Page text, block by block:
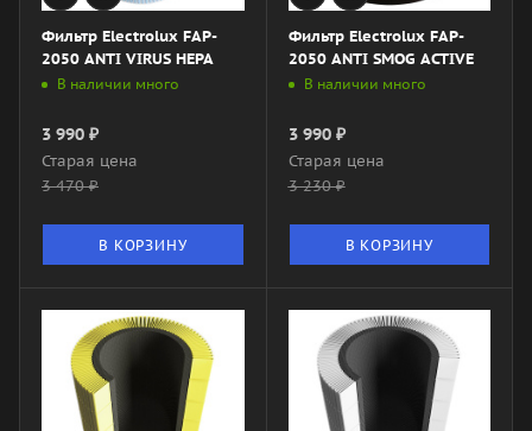
Фильтр Electrolux FAP-
2050 ANTI VIRUS HEPA
В наличии много
3 990 ₽
Старая цена
3 470₽
В КОРЗИНУ
Фильтр Electrolux FAP-
2050 ANTI SMOG ACTIVE
В наличии много
3 990₽
Старая цена
3 230₽
В КОРЗИНУ